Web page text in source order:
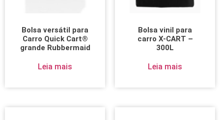
Bolsa versátil para
Carro Quick Cart®
grande Rubbermaid
Leia mais
Bolsa vinil para
carro X-CART –
300L
Leia mais